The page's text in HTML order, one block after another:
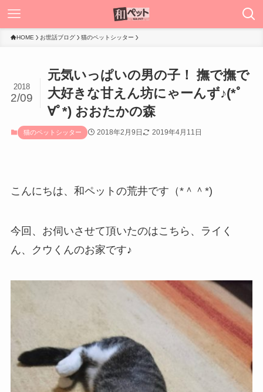
HOME お世話ブログ 猫のペットシッター
元気いっぱいの男の子！ 撫で撫で
大好きな甘えん坊にゃーんず♪(*ﾟ
∀ﾟ*) おおたかの森
2018
2/09
猫のペットシッター 2018年2月9日 2019年4月11日
こんにちは、和ペットの荒井です（*＾＾*)
今回、お伺いさせて頂いたのはこちら、ライく
ん、クウくんのお家です♪